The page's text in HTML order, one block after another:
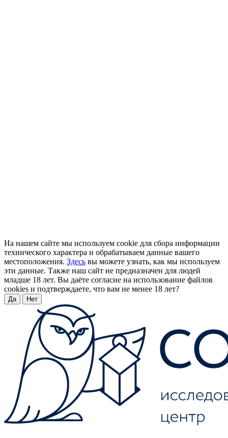
На нашем сайте мы используем cookie для сбора информации
технического характера и обрабатываем данные вашего
местоположения. Здесь вы можете узнать, как мы используем
эти данные. Также наш сайт не предназначен для людей
младше 18 лет. Вы даёте согласие на использование файлов
cookies и подтверждаете, что вам не менее 18 лет?
Да Нет